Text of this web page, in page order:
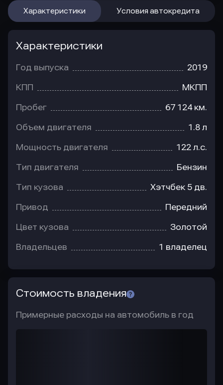
Характеристики Условия автокредита
Характеристики
Год выпуска 2019
КПП МКПП
Пробег 67 124 км.
Объем двигателя 1.8 л
Мощность двигателя 122 л.с.
Тип двигателя Бензин
Тип кузова Хэтчбек 5 дв.
Привод Передний
Цвет кузова Золотой
Владельцев 1 владелец
Стоимость владения
Примерные расходы на автомобиль в год